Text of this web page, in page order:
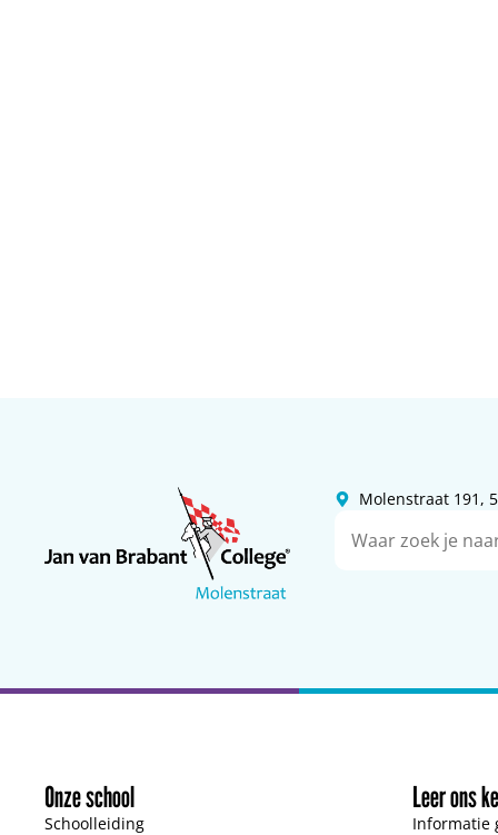
Molenstraat 191,
Onze school
Schoolleiding
Leer ons
Informatie